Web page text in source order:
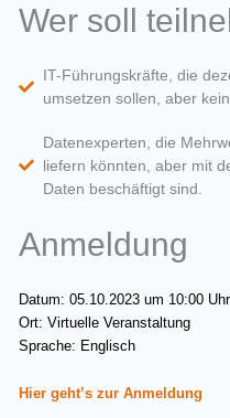
Wer soll
IT-Führungskräfte, die
umsetzen sollen, aber
Datenexperten, die
liefern könnten, aber mit
Daten beschäftigt sind.
Anmeldung
Datum: 05.10.2023 um 10:00
Ort: Virtuelle Veranstaltung
Sprache: Englisch
Hier geht’s zur Anmeldung